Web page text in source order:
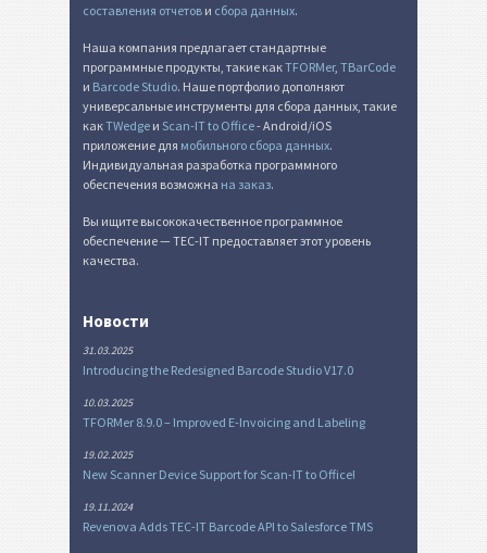
составления отчетов и сбора данных.
Наша компания предлагает стандартные
программные продукты, такие какTFORMer, TBarCode
и Barcode Studio. Наше портфолио дополняют
универсальные инструменты для сбора данных, такие
какTWedge и Scan-IT to Office- Android/iOS
приложение для мобильного сбора данных.
Индивидуальная разработка программного
обеспечения возможна на заказ.
Вы ищите высококачественное программное
обеспечение — TEC-IT предоставляет этот уровень
качества.
Новости
31.03.2025
Introducing the Redesigned Barcode Studio V17.0
10.03.2025
TFORMer 8.9.0 – Improved E-Invoicing and Labeling
19.02.2025
New Scanner Device Support for Scan-IT to Office!
19.11.2024
Revenova Adds TEC-IT Barcode API to Salesforce TMS